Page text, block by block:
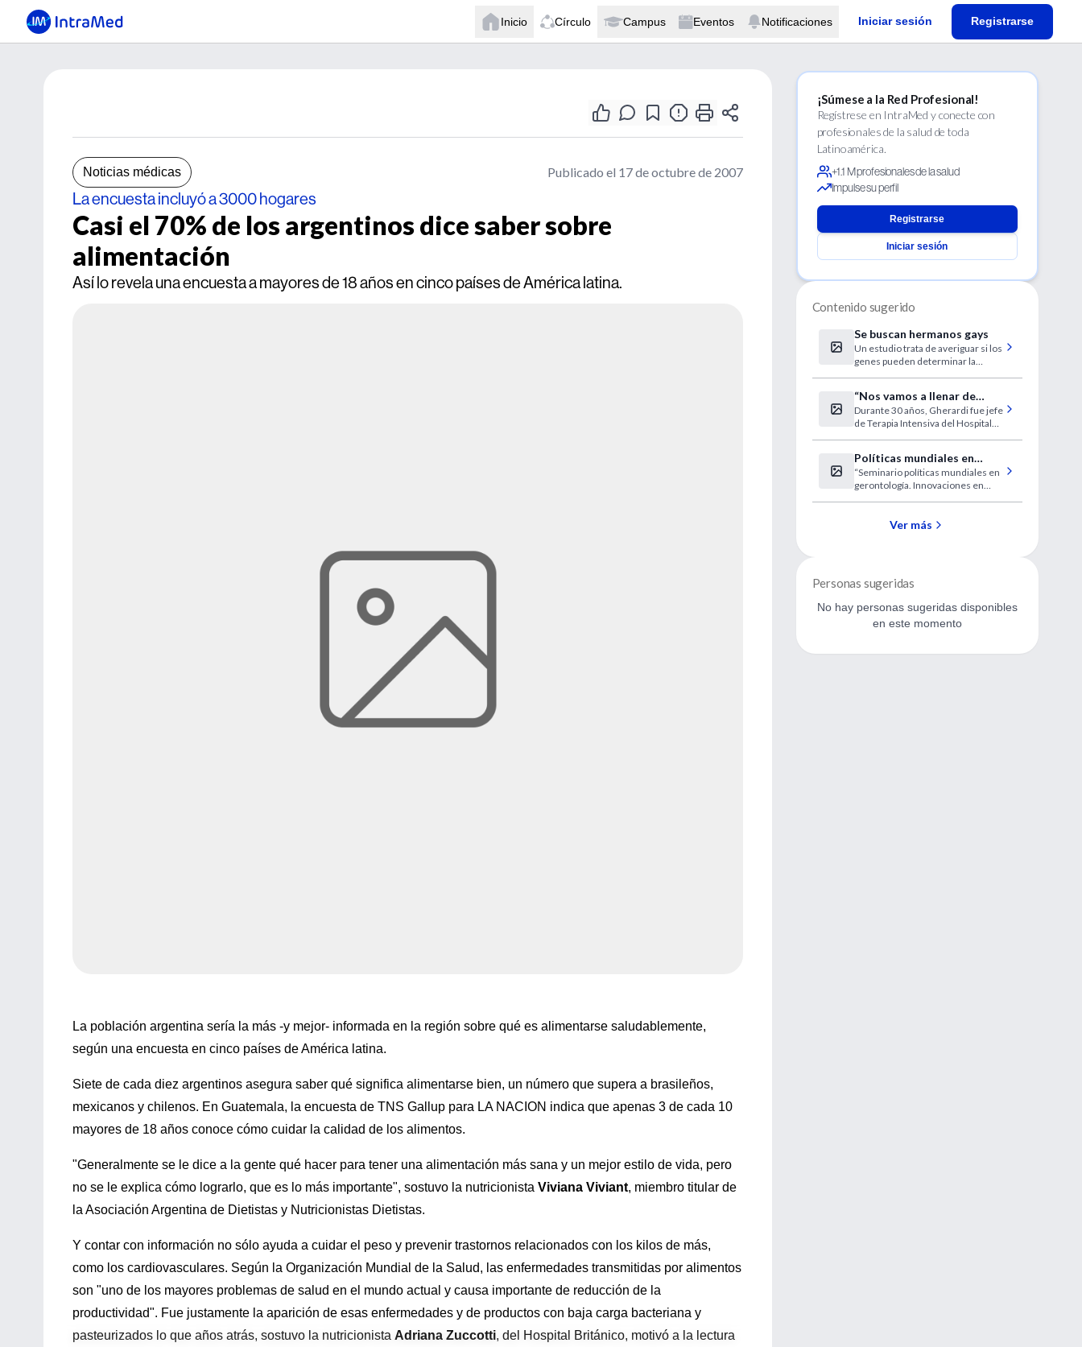
Inicio Círculo Campus Eventos Notificaciones Iniciar sesión Registrarse
Noticias médicas Publicado el 17 de octubre de 2007
La encuesta incluyó a 3000 hogares
Casi el 70% de los argentinos dice saber sobre
alimentación
Así lo revela una encuesta a mayores de 18 años en cinco países de América latina.
La población argentina sería la más -y mejor- informada en la región sobre qué es alimentarse saludablemente,
según una encuesta en cinco países de América latina.
Siete de cada diez argentinos asegura saber qué significa alimentarse bien, un número que supera a brasileños,
mexicanos y chilenos. En Guatemala, la encuesta de TNS Gallup para LA NACION indica que apenas 3 de cada 10
mayores de 18 años conoce cómo cuidar la calidad de los alimentos.
"Generalmente se le dice a la gente qué hacer para tener una alimentación más sana y un mejor estilo de vida, pero
no se le explica cómo lograrlo, que es lo más importante", sostuvo la nutricionista Viviana Viviant, miembro titular de
la Asociación Argentina de Dietistas y Nutricionistas Dietistas.
Y contar con información no sólo ayuda a cuidar el peso y prevenir trastornos relacionados con los kilos de más,
como los cardiovasculares. Según la Organización Mundial de la Salud, las enfermedades transmitidas por alimentos
son "uno de los mayores problemas de salud en el mundo actual y causa importante de reducción de la
productividad". Fue justamente la aparición de esas enfermedades y de productos con baja carga bacteriana y
pasteurizados lo que años atrás, sostuvo la nutricionista Adriana Zuccotti, del Hospital Británico, motivó a la lectura
¡Súmese a la Red Profesional!
Regístrese en IntraMed y conecte con
profesionales de la salud de toda
Latinoamérica.
+1.1 M profesionales de la salud
Impulse su perfil
Registrarse
Iniciar sesión
Contenido sugerido
Se buscan hermanos gays
Un estudio trata de averiguar si los
genes pueden determinar la
publicarán en 2008.
“Nos vamos a llenar de
enfermos en estado
vegetativo”
Durante 30 años, Gherardi fue jefe
de Terapia Intensiva del Hospital
Políticas mundiales en
gerontología
“Seminario políticas mundiales en
gerontología. Innovaciones en
Ver más
Personas sugeridas
No hay personas sugeridas disponibles
en este momento